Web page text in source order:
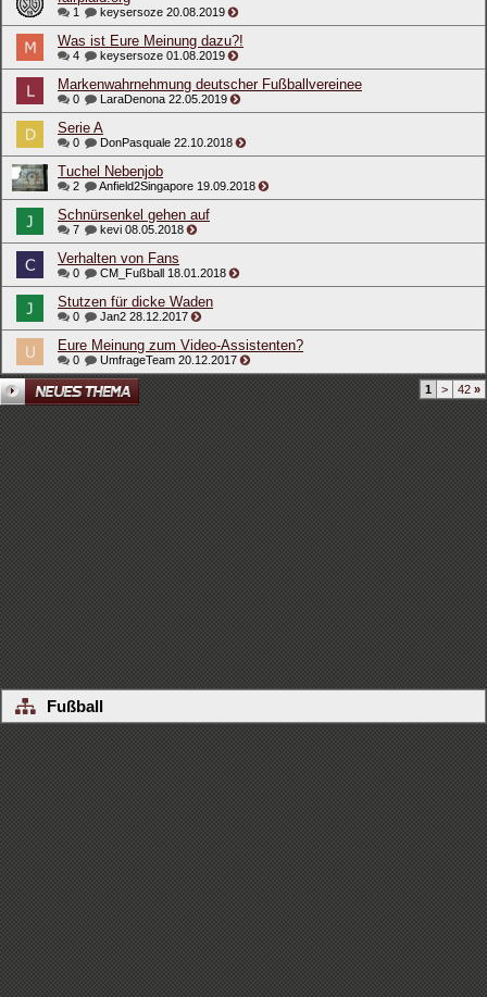
1 keysersoze 20.08.2019
Was ist Eure Meinung dazu?!
4 keysersoze 01.08.2019
Markenwahrnehmung deutscher Fußballvereinee
0 LaraDenona 22.05.2019
Serie A
0 DonPasquale 22.10.2018
Tuchel Nebenjob
2 Anfield2Singapore 19.09.2018
Schnürsenkel gehen auf
7 kevi 08.05.2018
Verhalten von Fans
0 CM_Fußball 18.01.2018
Stutzen für dicke Waden
0 Jan2 28.12.2017
Eure Meinung zum Video-Assistenten?
0 UmfrageTeam 20.12.2017
1 > 42 »
Fußball